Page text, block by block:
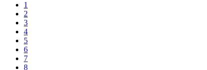
1
2
3
4
5
6
7
8